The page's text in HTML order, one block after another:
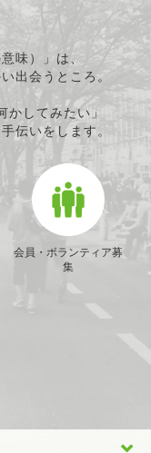
味）」は、
出会うところ。
かしてみたい」
伝いをします。
会員・ボランティア募
集